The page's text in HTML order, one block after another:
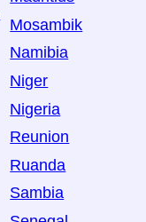
Mosambik
Namibia
Niger
Nigeria
Reunion
Ruanda
Sambia